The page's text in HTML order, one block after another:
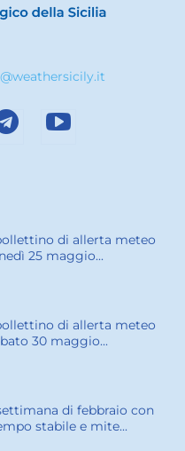
di allerta meteo
25 maggio...
di allerta meteo
30 maggio...
di febbraio con
stabile e mite...